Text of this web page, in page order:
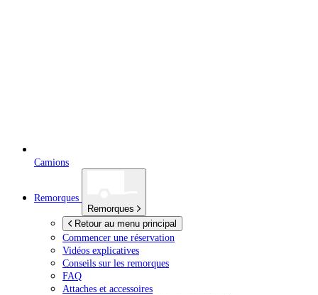
Camions
Remorques
Remorques
Retour au menu principal
Commencer une réservation
Vidéos explicatives
Conseils sur les remorques
FAQ
Attaches et accessoires